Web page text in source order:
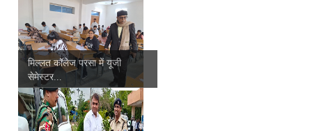
मिल्लत कॉलेज परसा में यूजी
सेमेस्टर...